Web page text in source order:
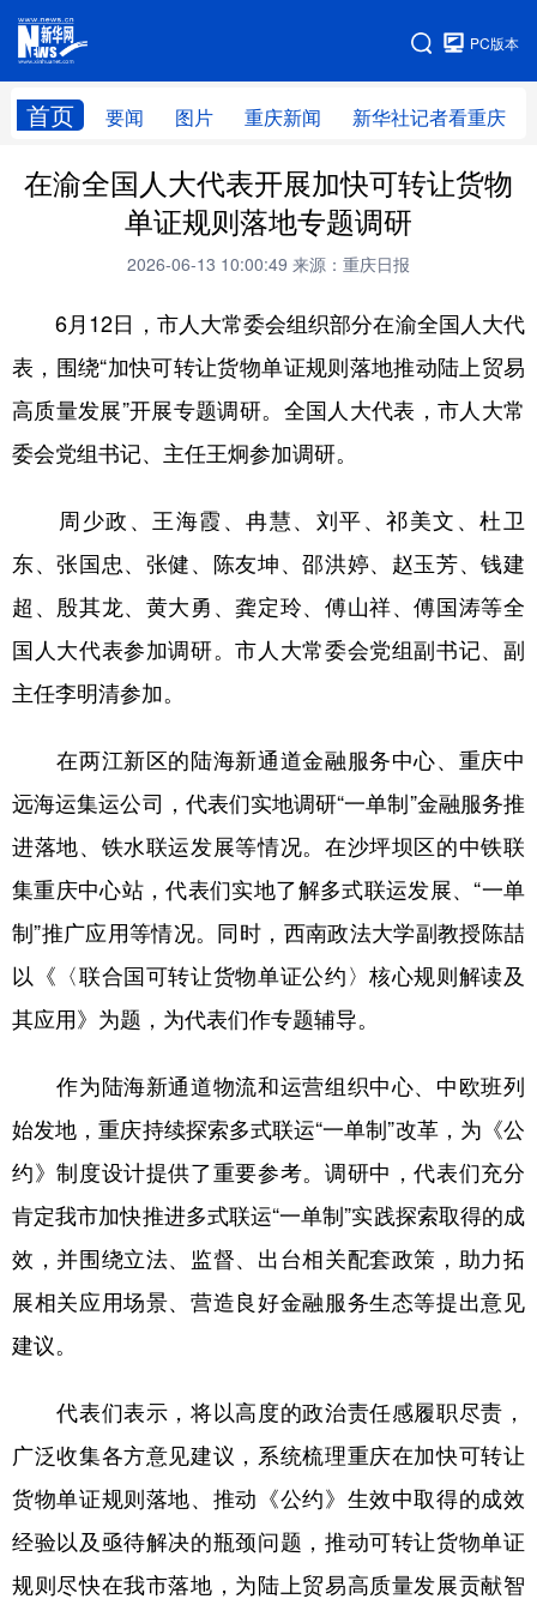
PC版本
首页 要闻 图片 重庆新闻 新华社记者看重庆
网站地图
在渝全国人大代表开展加快可转让货物
单证规则落地专题调研
2026-06-13 10:00:49 来源：重庆日报
6月12日，市人大常委会组织部分在渝全国人大代
表，围绕“加快可转让货物单证规则落地推动陆上贸易
高质量发展”开展专题调研。全国人大代表，市人大常
委会党组书记、主任王炯参加调研。
周少政、王海霞、冉慧、刘平、祁美文、杜卫
东、张国忠、张健、陈友坤、邵洪婷、赵玉芳、钱建
超、殷其龙、黄大勇、龚定玲、傅山祥、傅国涛等全
国人大代表参加调研。市人大常委会党组副书记、副
主任李明清参加。
在两江新区的陆海新通道金融服务中心、重庆中
远海运集运公司，代表们实地调研“一单制”金融服务推
进落地、铁水联运发展等情况。在沙坪坝区的中铁联
集重庆中心站，代表们实地了解多式联运发展、“一单
制”推广应用等情况。同时，西南政法大学副教授陈喆
以《〈联合国可转让货物单证公约〉核心规则解读及
其应用》为题，为代表们作专题辅导。
作为陆海新通道物流和运营组织中心、中欧班列
始发地，重庆持续探索多式联运“一单制”改革，为《公
约》制度设计提供了重要参考。调研中，代表们充分
肯定我市加快推进多式联运“一单制”实践探索取得的成
效，并围绕立法、监督、出台相关配套政策，助力拓
展相关应用场景、营造良好金融服务生态等提出意见
建议。
代表们表示，将以高度的政治责任感履职尽责，
广泛收集各方意见建议，系统梳理重庆在加快可转让
货物单证规则落地、推动《公约》生效中取得的成效
经验以及亟待解决的瓶颈问题，推动可转让货物单证
规则尽快在我市落地，为陆上贸易高质量发展贡献智